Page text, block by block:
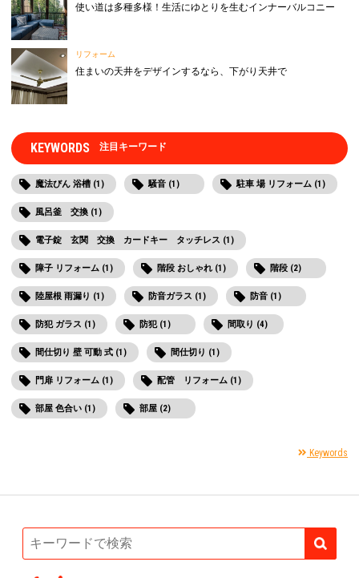
使い道は多種多様！生活にゆとりを生むインナーバルコニー
リフォーム
住まいの天井をデザインするなら、下がり天井で
KEYWORDS 注目キーワード
魔法びん 浴槽 (1) 騒音 (1) 駐車 場 リフォーム (1)
風呂釜 交換 (1)
電子錠 玄関 交換 カードキー タッチレス (1)
障子 リフォーム (1) 階段 おしゃれ (1) 階段 (2)
陸屋根 雨漏り (1) 防音ガラス (1) 防音 (1)
防犯 ガラス (1) 防犯 (1) 間取り (4)
間仕切り 壁 可動 式 (1) 間仕切り (1)
門扉 リフォーム (1) 配管 リフォーム (1)
部屋 色合い (1) 部屋 (2)
Keywords